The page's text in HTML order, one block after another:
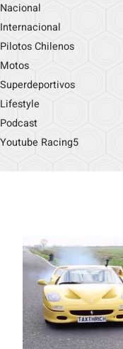
Nacional
Internacional
Pilotos Chilenos
Motos
Superdeportivos
Lifestyle
Podcast
Youtube Racing5